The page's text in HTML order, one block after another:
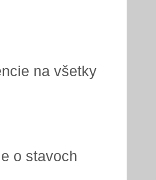
na všetky
o stavoch